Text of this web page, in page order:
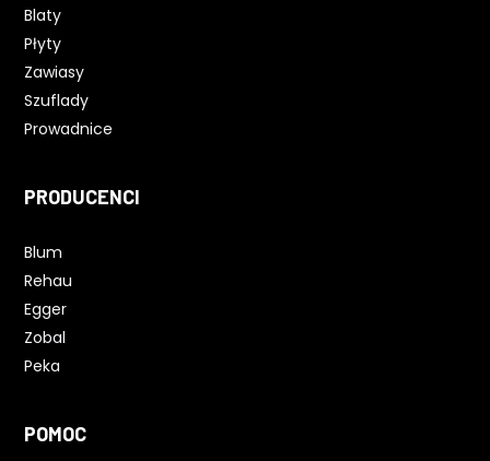
Blaty
Płyty
Zawiasy
Szuflady
Prowadnice
PRODUCENCI
Blum
Rehau
Egger
Zobal
Peka
POMOC